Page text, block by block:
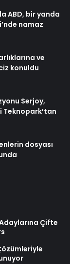
ABD, bir yanda
namaz
ve
konuldu
Serjoy,
dosyası
Çifte